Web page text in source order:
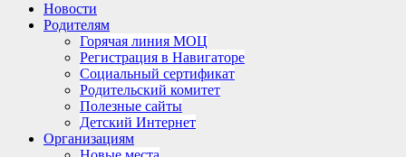
Новости
Родителям
Горячая линия МОЦ
Регистрация в Навигаторе
Социальный сертификат
Родительский комитет
Полезные сайты
Детский Интернет
Организациям